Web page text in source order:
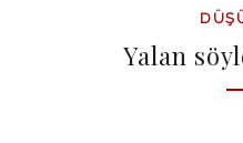
Yalan